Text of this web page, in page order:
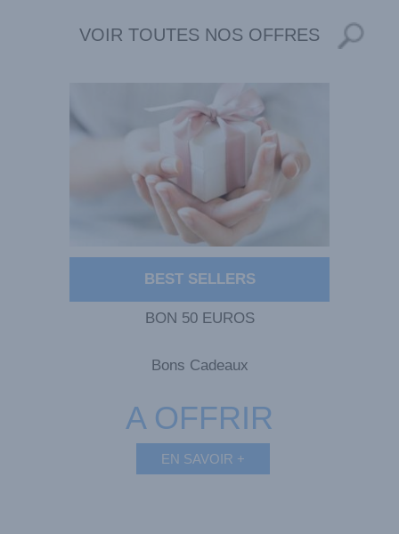
VOIR TOUTES NOS OFFRES
BEST SELLERS
BON 50 EUROS
Bons Cadeaux
A OFFRIR
EN SAVOIR +